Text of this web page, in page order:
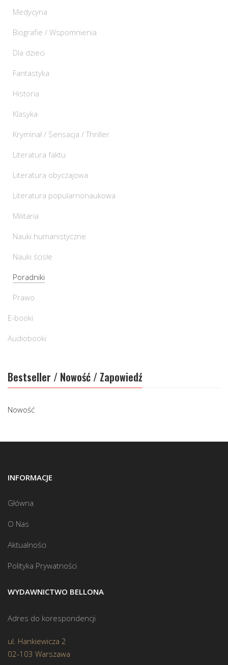
Medycyna
Biografie / Wspomnienia
Dla dzieci
Fantastyka
Historia
Klasyka
Kryminał / Sensacja / Thriller
Literatura faktu
Literatura obyczajowa
Literatura popularnonaukowa
Militaria
Nauki humanistyczne
Nauki ścisłe
Poradniki
Prawo
E-booki
Audiobooki
Bestseller / Nowość / Zapowiedź
Nowość
INFORMACJE
Główna
O Nas
Aktualności
Polityka Prywatności
WYDAWNICTWO BELLONA
Adres do korespondencji
ul. Hankiewicza 2
02-103 Warszawa